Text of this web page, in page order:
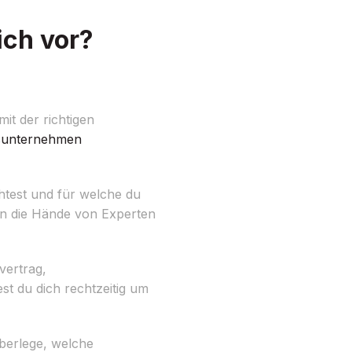
vor?
der richtigen
und für welche du
die Hände von Experten
du dich rechtzeitig um
welche